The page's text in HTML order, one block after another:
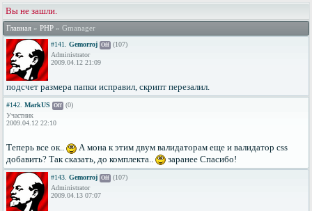
Вы не зашли.
Главная » PHP » Gmanager
#141. Gemorroj Off (107)
Administrator
2009.04.12 21:09
подсчет размера папки исправил, скрипт перезалил.
#142. MarkUS Off (0)
Участник
2009.04.12 22:10
Теперь все ок..
А мона к этим двум валидаторам еще и валидатор css
добавить? Так сказать, до комплекта..
заранее Спасибо!
#143. Gemorroj Off (107)
Administrator
2009.04.13 07:07